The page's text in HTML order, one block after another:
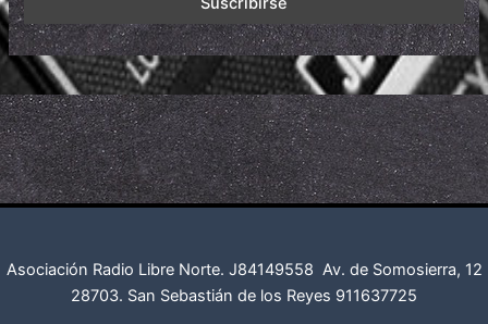
Asociación Radio Libre Norte. J84149558 Av. de Somosierra, 12
28703. San Sebastián de los Reyes 911637725